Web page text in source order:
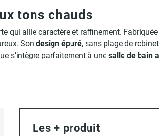
tons chauds
qui allie caractère et raffinement. Fabriquée
Son design épuré, sans plage de
s’intègre parfaitement à une salle de bain
Les + produit